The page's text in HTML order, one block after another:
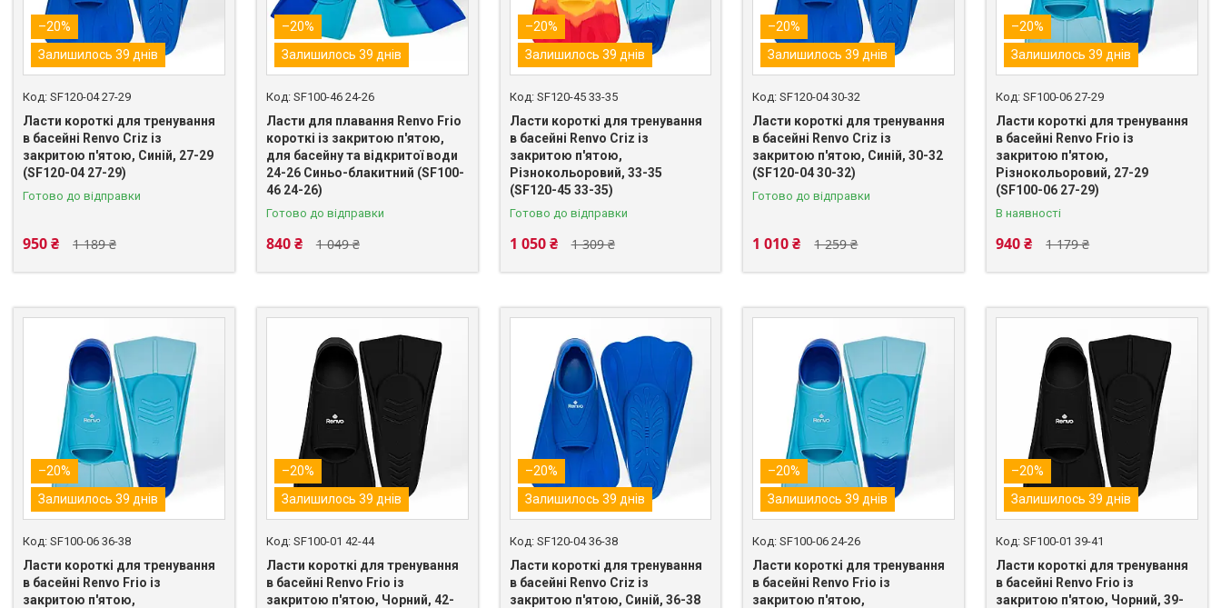
–20%
Залишилось 39 днів
SF120-04 27-29
Ласти короткі для тренування
в басейні Renvo Criz із
закритою п'ятою, Синій, 27-29
(SF120-04 27-29)
Готово до відправки
1 189 ₴
950 ₴
–20%
Залишилось 39 днів
SF100-46 24-26
Ласти для плавання Renvo Frio
короткі із закритою п'ятою,
для басейну та відкритої води
24-26 Синьо-блакитний (SF100-
46 24-26)
Готово до відправки
1 049 ₴
840 ₴
–20%
Залишилось 39 днів
SF120-45 33-35
Ласти короткі для тренування
в басейні Renvo Criz із
закритою п'ятою,
Різнокольоровий, 33-35
(SF120-45 33-35)
Готово до відправки
1 309 ₴
1 050 ₴
–20%
Залишилось 39 днів
SF120-04 30-32
Ласти короткі для тренування
в басейні Renvo Criz із
закритою п'ятою, Синій, 30-32
(SF120-04 30-32)
Готово до відправки
1 259 ₴
1 010 ₴
–20%
Залишилось 39 днів
SF100-06 27-29
Ласти короткі для тренування
в басейні Renvo Frio із
закритою п'ятою,
Різнокольоровий, 27-29
(SF100-06 27-29)
В наявності
1 179 ₴
940 ₴
–20%
Залишилось 39 днів
SF100-06 36-38
Ласти короткі для тренування
в басейні Renvo Frio із
закритою п'ятою,
–20%
Залишилось 39 днів
SF100-01 42-44
Ласти короткі для тренування
в басейні Renvo Frio із
закритою п'ятою, Чорний, 42-
–20%
Залишилось 39 днів
SF120-04 36-38
Ласти короткі для тренування
в басейні Renvo Criz із
закритою п'ятою, Синій, 36-38
–20%
Залишилось 39 днів
SF100-06 24-26
Ласти короткі для тренування
в басейні Renvo Frio із
закритою п'ятою,
–20%
Залишилось 39 днів
SF100-01 39-41
Ласти короткі для тренування
в басейні Renvo Frio із
закритою п'ятою, Чорний, 39-